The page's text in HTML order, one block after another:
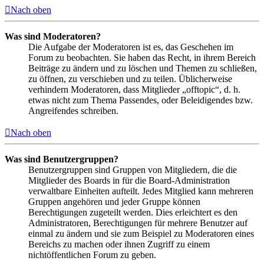
Nach oben
Was sind Moderatoren?
Die Aufgabe der Moderatoren ist es, das Geschehen im
Forum zu beobachten. Sie haben das Recht, in ihrem Bereich
Beiträge zu ändern und zu löschen und Themen zu schließen,
zu öffnen, zu verschieben und zu teilen. Üblicherweise
verhindern Moderatoren, dass Mitglieder „offtopic“, d. h.
etwas nicht zum Thema Passendes, oder Beleidigendes bzw.
Angreifendes schreiben.
Nach oben
Was sind Benutzergruppen?
Benutzergruppen sind Gruppen von Mitgliedern, die die
Mitglieder des Boards in für die Board-Administration
verwaltbare Einheiten aufteilt. Jedes Mitglied kann mehreren
Gruppen angehören und jeder Gruppe können
Berechtigungen zugeteilt werden. Dies erleichtert es den
Administratoren, Berechtigungen für mehrere Benutzer auf
einmal zu ändern und sie zum Beispiel zu Moderatoren eines
Bereichs zu machen oder ihnen Zugriff zu einem
nichtöffentlichen Forum zu geben.